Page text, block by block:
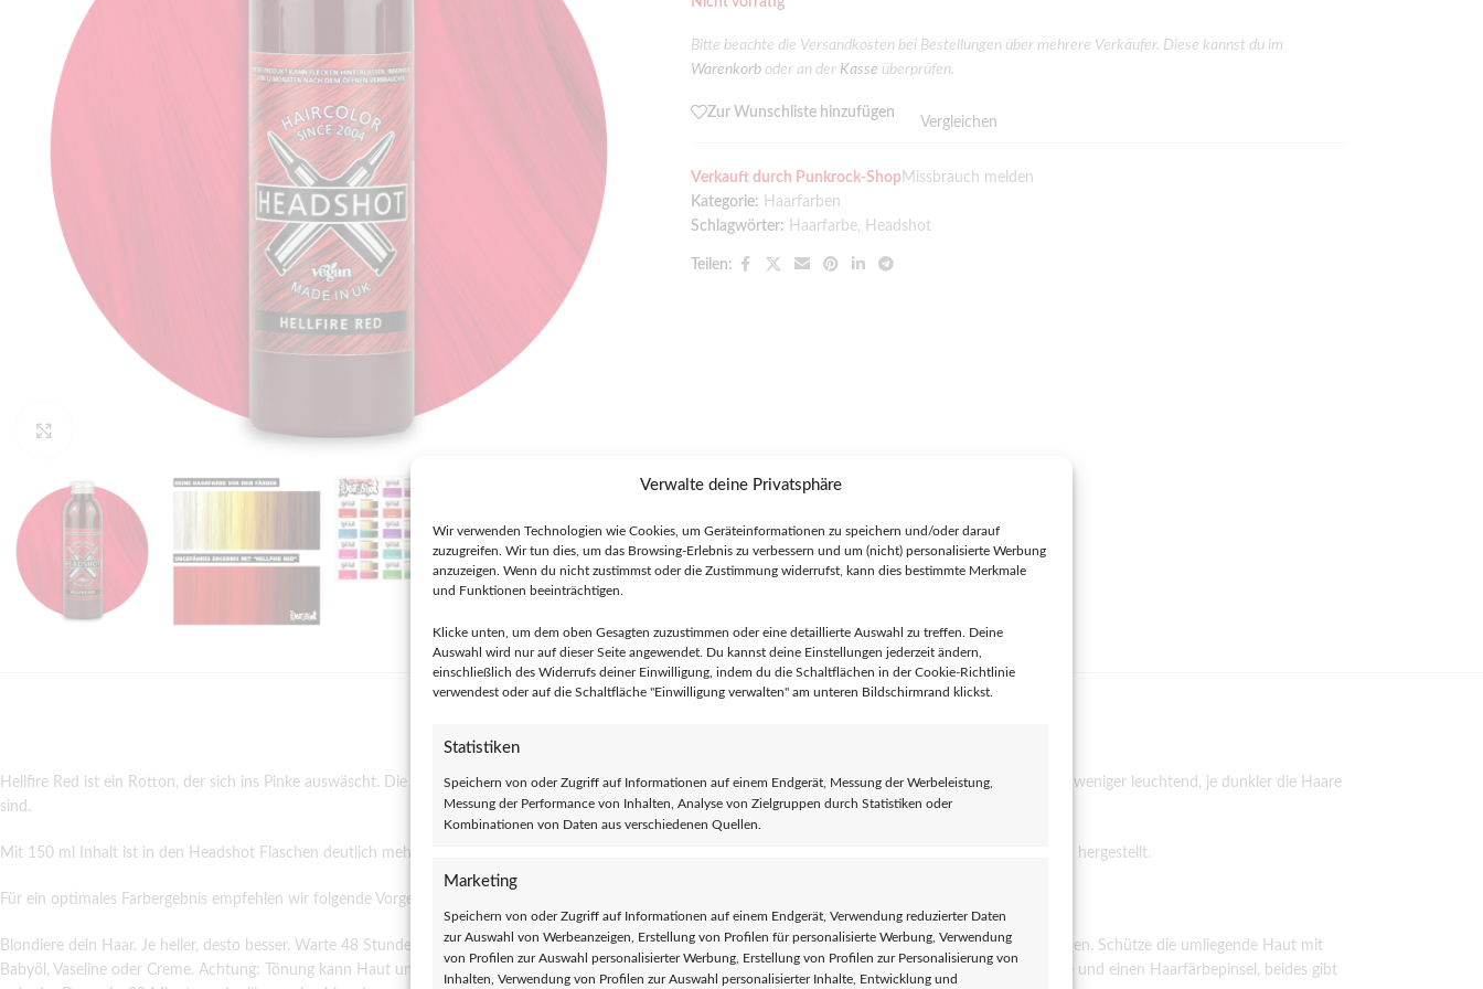
Verwalte deine Privatsphäre
Wir verwenden Technologien wie Cookies, um Geräteinformationen zu speichern und/oder darauf
zuzugreifen. Wir tun dies, um das Browsing-Erlebnis zu verbessern und um (nicht) personalisierte Werbung
anzuzeigen. Wenn du nicht zustimmst oder die Zustimmung widerrufst, kann dies bestimmte Merkmale
und Funktionen beeinträchtigen.
Klicke unten, um dem oben Gesagten zuzustimmen oder eine detaillierte Auswahl zu treffen. Deine
Auswahl wird nur auf dieser Seite angewendet. Du kannst deine Einstellungen jederzeit ändern,
einschließlich des Widerrufs deiner Einwilligung, indem du die Schaltflächen in der Cookie-Richtlinie
verwendest oder auf die Schaltfläche "Einwilligung verwalten" am unteren Bildschirmrand klickst.
Statistiken
Speichern von oder Zugriff auf Informationen auf einem Endgerät, Messung der Werbeleistung,
Messung der Performance von Inhalten, Analyse von Zielgruppen durch Statistiken oder
Kombinationen von Daten aus verschiedenen Quellen.
Marketing
Speichern von oder Zugriff auf Informationen auf einem Endgerät, Verwendung reduzierter Daten
zur Auswahl von Werbeanzeigen, Erstellung von Profilen für personalisierte Werbung, Verwendung
von Profilen zur Auswahl personalisierter Werbung, Erstellung von Profilen zur Personalisierung von
Inhalten, Verwendung von Profilen zur Auswahl personalisierter Inhalte, Entwicklung und
Bitte beachte die Versandkosten bei Bestellungen über mehrere Verkäufer. Diese kannst du im
Warenkorboder an der Kasse überprüfen.
Zur Wunschliste hinzufügen
Vergleichen
Verkauft durch Punkrock-ShopMissbrauch melden
Kategorie: Haarfarben
Schlagwörter: Haarfarbe, Headshot
Teilen:
Hellfire Red ist ein Rotton, der sich ins Pinke auswäscht. Die Haare müssen nicht so hell blondiert werden, wie für andere Farben. Das Ergebnis wird allerdings weniger leuchtend, je dunkler die Haare
sind.
Mit 150 ml Inhalt ist in den Headshot Flaschen deutlich mehr Farbe enthalten als bei anderen Marken. Die Farbe ist vegan, tierversuchsfrei und wird in Europa hergestellt.
Für ein optimales Farbergebnis empfehlen wir folgende Vorgehensweise:
Blondiere dein Haar. Je heller, desto besser. Warte 48 Stunden und zwei Haarwäschen. Feuchte die Haare an und lasse sie ca. 10 Minuten im Handtuch trocknen. Schütze die umliegende Haut mit
Babyöl, Vaseline oder Creme. Achtung: Tönung kann Haut und Textilien verfärben. Die Haare Strähne für Strähne satt bestreichen. Benutze Einmalhandschuhe und einen Haarfärbepinsel, beides gibt